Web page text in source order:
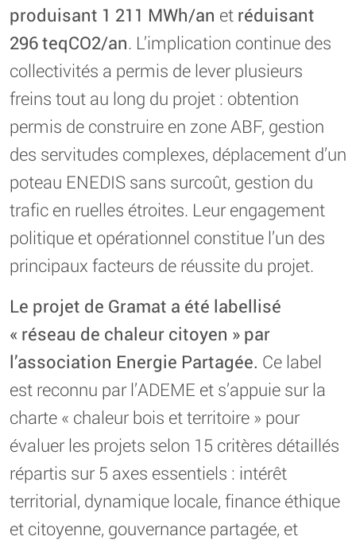
produisant 1 211 MWh/an et réduisant
296 teqCO2/an. L’implication continue des
collectivités a permis de lever plusieurs
freins tout au long du projet : obtention
permis de construire en zone ABF, gestion
des servitudes complexes, déplacement d’un
poteau ENEDIS sans surcoût, gestion du
trafic en ruelles étroites. Leur engagement
politique et opérationnel constitue l’un des
principaux facteurs de réussite du projet.
Le projet de Gramat a été labellisé
« réseau de chaleur citoyen » par
l’association Energie Partagée. Ce label
est reconnu par l’ADEME et s’appuie sur la
charte « chaleur bois et territoire » pour
évaluer les projets selon 15 critères détaillés
répartis sur 5 axes essentiels : intérêt
territorial, dynamique locale, finance éthique
et citoyenne, gouvernance partagée, et